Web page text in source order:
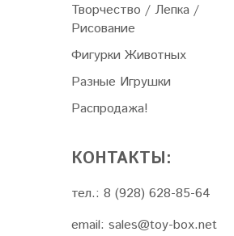
Творчество / Лепка /
Рисование
Фигурки Животных
Разные Игрушки
Распродажа!
КОНТАКТЫ:
тел.: 8 (928) 628-85-64
email: sales@toy-box.net